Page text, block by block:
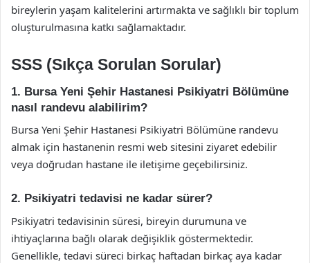
bireylerin yaşam kalitelerini artırmakta ve sağlıklı bir toplum
oluşturulmasına katkı sağlamaktadır.
SSS (Sıkça Sorulan Sorular)
1. Bursa Yeni Şehir Hastanesi Psikiyatri Bölümüne
nasıl randevu alabilirim?
Bursa Yeni Şehir Hastanesi Psikiyatri Bölümüne randevu
almak için hastanenin resmi web sitesini ziyaret edebilir
veya doğrudan hastane ile iletişime geçebilirsiniz.
2. Psikiyatri tedavisi ne kadar sürer?
Psikiyatri tedavisinin süresi, bireyin durumuna ve
ihtiyaçlarına bağlı olarak değişiklik göstermektedir.
Genellikle, tedavi süreci birkaç haftadan birkaç aya kadar